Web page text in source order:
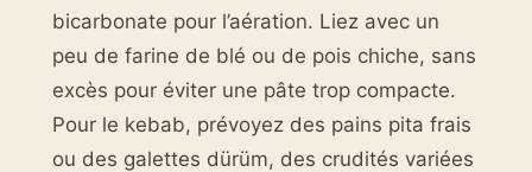
bicarbonate pour l’aération. Liez avec un
peu de farine de blé ou de pois chiche, sans
excès pour éviter une pâte trop compacte.
Pour le kebab, prévoyez des pains pita frais
ou des galettes dürüm, des crudités variées